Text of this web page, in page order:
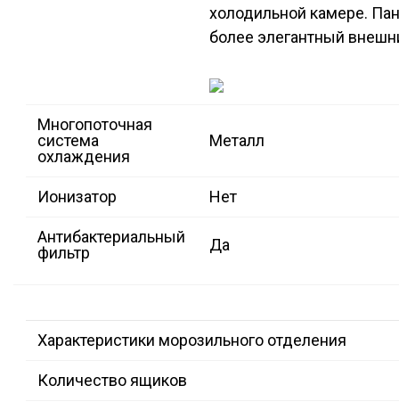
холодильной камере.
более элегантный
Многопоточная
система
охлаждения
Металл
Ионизатор Нет
Антибактериальный
фильтр
Да
Характеристики морозильного отделения
Количество ящиков